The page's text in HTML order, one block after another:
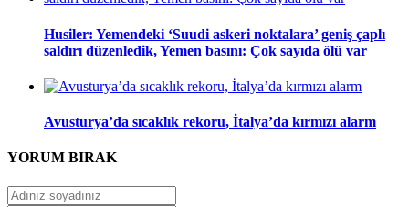
Husiler: Yemendeki ‘Suudi askeri noktalara’ geniş çaplı
saldırı düzenledik, Yemen basını: Çok sayıda ölü var
Avusturya’da sıcaklık rekoru, İtalya’da kırmızı alarm
YORUM BIRAK